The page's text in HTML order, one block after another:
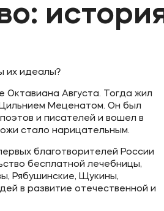
их идеалы?
Октавиана Августа. Тогда жил
Цильнием Меценатом. Он был
и писателей и вошел в
стало нарицательным.
благотворителей России
бесплатной лечебницы,
Рябушинские, Щукины,
в развитие отечественной и